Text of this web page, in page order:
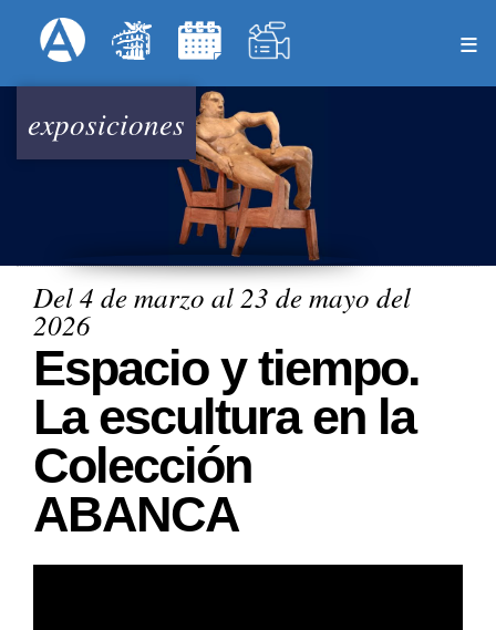
al
Menú Superior
exposiciones
Del 4 de marzo al 23 de mayo del
2026
Espacio y tiempo.
La escultura en la
Colección
ABANCA